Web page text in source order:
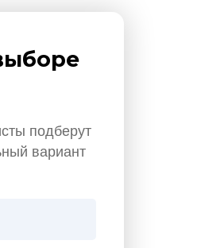
подберут
вариант